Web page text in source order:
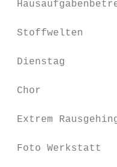
Stoffwelten
Dienstag
Chor
Extrem
Foto